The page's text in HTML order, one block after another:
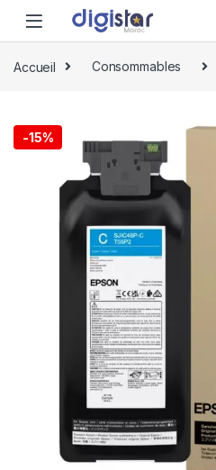
Skip to navigation
Skip to content
Accueil Consommables
-15%